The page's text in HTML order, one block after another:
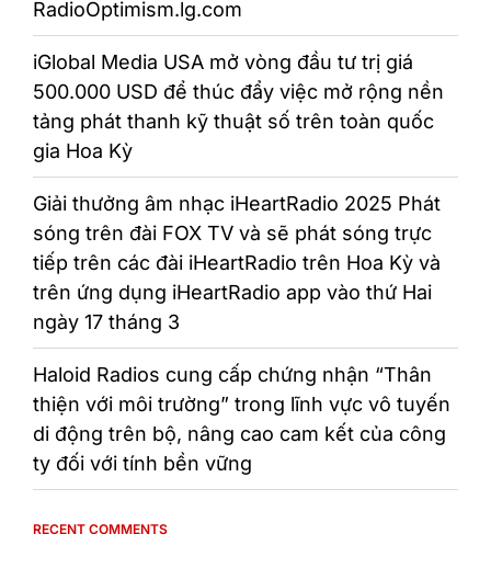
RadioOptimism.lg.com
iGlobal Media USA mở vòng đầu tư trị giá
500.000 USD để thúc đẩy việc mở rộng nền
tảng phát thanh kỹ thuật số trên toàn quốc
gia Hoa Kỳ
Giải thưởng âm nhạc iHeartRadio 2025 Phát
sóng trên đài FOX TV và sẽ phát sóng trực
tiếp trên các đài iHeartRadio trên Hoa Kỳ và
trên ứng dụng iHeartRadio app vào thứ Hai
ngày 17 tháng 3
Haloid Radios cung cấp chứng nhận “Thân
thiện với môi trường” trong lĩnh vực vô tuyến
di động trên bộ, nâng cao cam kết của công
ty đối với tính bền vững
RECENT COMMENTS